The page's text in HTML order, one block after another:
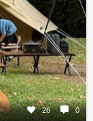
26 0